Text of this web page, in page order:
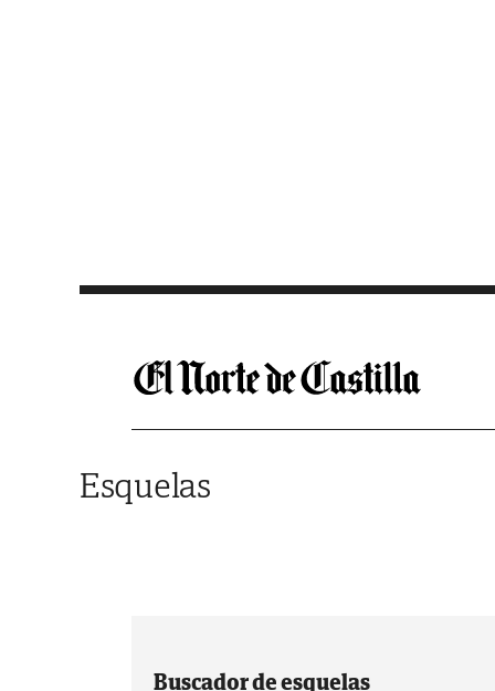
Esquelas
Buscador de esquelas